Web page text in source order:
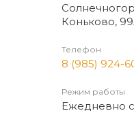
Коньково,
Телефон
8 (985) 924-
Режим работы
Ежедневно